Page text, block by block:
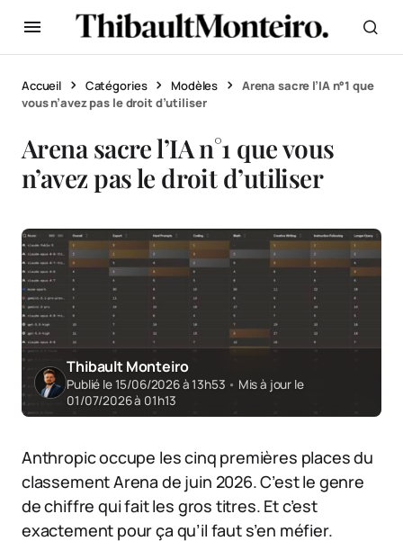
Accueil Catégories Modèles
Arena sacre l’IA n°1 que
vous n’avez pas le droit d’utiliser
Arena sacre l’IA n°1 que vous
n’avez pas le droit d’utiliser
Thibault Monteiro
Publié le 15/06/2026 à 13h53 • Mis à jour le
01/07/2026 à 01h13
Anthropic occupe les cinq premières places du
classement Arena de juin 2026. C’est le genre
de chiffre qui fait les gros titres. Et c’est
exactement pour ça qu’il faut s’en méfier.